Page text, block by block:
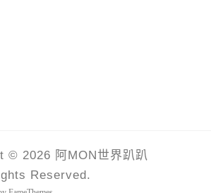
© 2026 阿MON世界趴趴
Reserved.